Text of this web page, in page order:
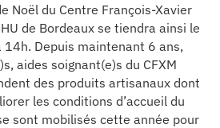
Noël du Centre François-Xavier
de Bordeaux se tiendra ainsi le
Depuis maintenant 6 ans,
aides soignant(e)s du CFXM
des produits artisanaux dont
les conditions d’accueil du
sont mobilisés cette année pour